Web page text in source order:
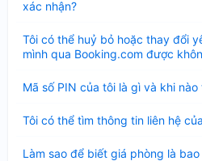
xác nhận?
gọn
Tôi có thể huỷ bỏ hoặc thay đổi
mình qua Booking.com được
thu
gọn
Mã số PIN của tôi là gì và khi
thu
Tôi có thể tìm thông tin liên hệ
thu
Làm sao để biết giá phòng là bao
thu